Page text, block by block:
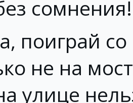
сомнения!
поиграй
не на
улице